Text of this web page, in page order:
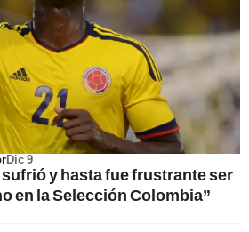
Dic 9
y hasta fue frustrante ser
en la Selección Colombia”